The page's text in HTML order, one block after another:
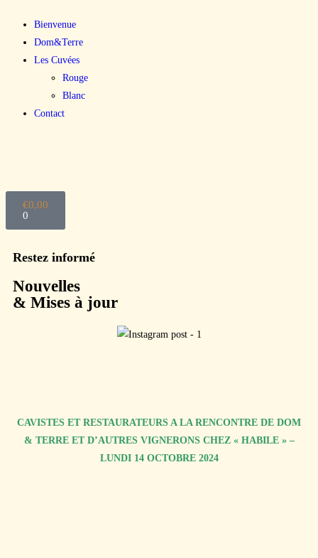
Bienvenue
Dom&Terre
Les Cuvées
Rouge
Blanc
Contact
€0,00
0
Restez informé
Nouvelles
& Mises à jour
CAVISTES ET RESTAURATEURS A LA RENCONTRE DE DOM
& TERRE ET D’AUTRES VIGNERONS CHEZ « HABILE » –
LUNDI 14 OCTOBRE 2024